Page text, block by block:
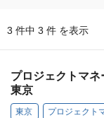
3 件中 3 件 を表示
プロジェクトマ
東京
東京 プロジェクト